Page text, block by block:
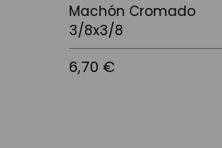
Machón Cromado
3/8x3/8
6,70 €